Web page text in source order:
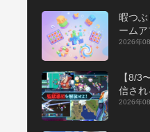
暇つ
ームア
オフラ
2026年
【8/3
信され
ゲーム
2026年